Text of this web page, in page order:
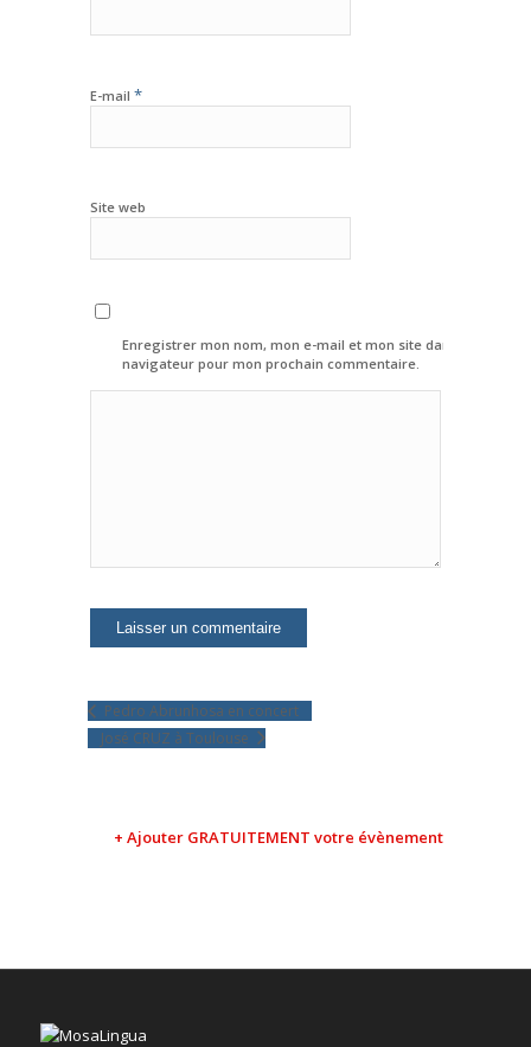
E-mail *
Site web
Enregistrer mon nom, mon e-mail et mon site dans le
navigateur pour mon prochain commentaire.
Pedro Abrunhosa en concert
José CRUZ à Toulouse
+ Ajouter GRATUITEMENT votre évènement